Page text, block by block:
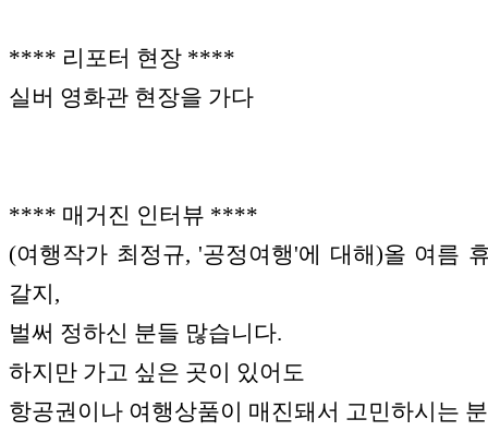
**** 리포터 현장 ****
실버 영화관 현장을 가다
**** 매거진 인터뷰 ****
(여행작가 최정규, '공정여행'에 대해)올 여름
갈지,
벌써 정하신 분들 많습니다.
하지만 가고 싶은 곳이 있어도
항공권이나 여행상품이 매진돼서 고민하시는